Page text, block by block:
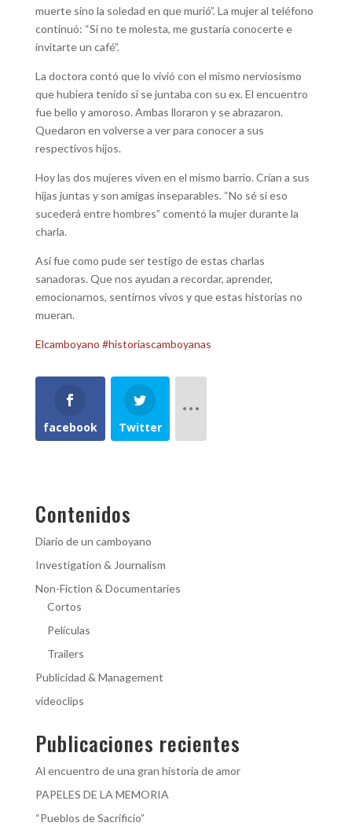
muerte sino la soledad en que murió”. La mujer al teléfono
continuó: “Si no te molesta, me gustaría conocerte e
invitarte un café”.
La doctora contó que lo vivió con el mismo nerviosismo
que hubiera tenido si se juntaba con su ex. El encuentro
fue bello y amoroso. Ambas lloraron y se abrazaron.
Quedaron en volverse a ver para conocer a sus
respectivos hijos.
Hoy las dos mujeres viven en el mismo barrio. Crían a sus
hijas juntas y son amigas inseparables. “No sé si eso
sucederá entre hombres” comentó la mujer durante la
charla.
Así fue como pude ser testigo de estas charlas
sanadoras. Que nos ayudan a recordar, aprender,
emocionarnos, sentirnos vivos y que estas historias no
mueran.
Elcamboyano #historiascamboyanas
facebook Twitter
Contenidos
Diario de un camboyano
Investigation & Journalism
Non-Fiction & Documentaries
Cortos
Películas
Trailers
Publicidad & Management
videoclips
Publicaciones recientes
Al encuentro de una gran historia de amor
PAPELES DE LA MEMORIA
“Pueblos de Sacrificio”